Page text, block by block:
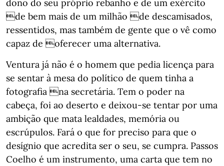
dono do seu próprio rebanho e de um exército
de bem mais de um milhão de descamisados,
ressentidos, mas também de gente que o vê como
capaz de oferecer uma alternativa.
Ventura já não é o homem que pedia licença para
se sentar à mesa do político de quem tinha a
fotografia na secretária. Tem o poder na
cabeça, foi ao deserto e deixou-se tentar por uma
ambição que mata lealdades, memória ou
escrúpulos. Fará o que for preciso para que o
desígnio que acredita ser o seu, se cumpra. Passos
Coelho é um instrumento, uma carta que tem no